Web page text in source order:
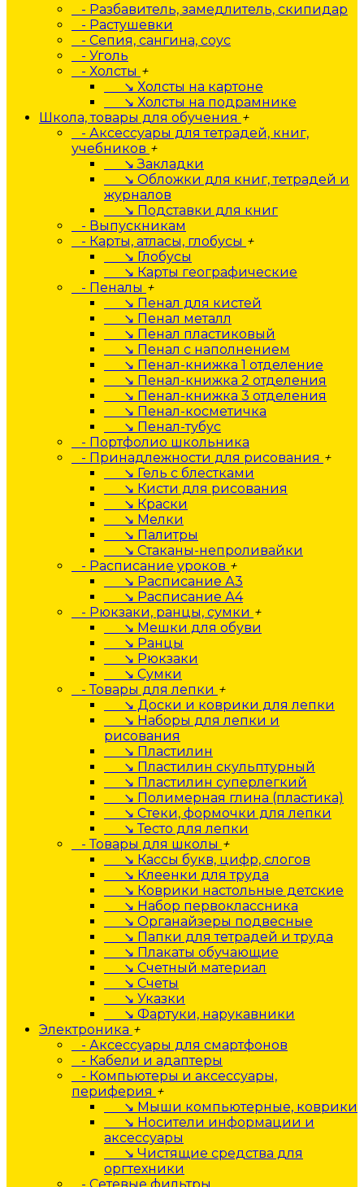
- Разбавитель, замедлитель, скипидар
- Растушевки
- Сепия, сангина, соус
- Уголь
- Холсты +
↘ Холсты на картоне
↘ Холсты на подрамнике
Школа, товары для обучения +
- Аксессуары для тетрадей, книг,
учебников +
↘ Закладки
↘ Обложки для книг, тетрадей и
журналов
↘ Подставки для книг
- Выпускникам
- Карты, атласы, глобусы +
↘ Глобусы
↘ Карты географические
- Пеналы +
↘ Пенал для кистей
↘ Пенал металл
↘ Пенал пластиковый
↘ Пенал с наполнением
↘ Пенал-книжка 1 отделение
↘ Пенал-книжка 2 отделения
↘ Пенал-книжка 3 отделения
↘ Пенал-косметичка
↘ Пенал-тубус
- Портфолио школьника
- Принадлежности для рисования +
↘ Гель с блестками
↘ Кисти для рисования
↘ Краски
↘ Мелки
↘ Палитры
↘ Стаканы-непроливайки
- Расписание уроков +
↘ Расписание А3
↘ Расписание А4
- Рюкзаки, ранцы, сумки +
↘ Мешки для обуви
↘ Ранцы
↘ Рюкзаки
↘ Сумки
- Товары для лепки +
↘ Доски и коврики для лепки
↘ Наборы для лепки и
рисования
↘ Пластилин
↘ Пластилин скульптурный
↘ Пластилин суперлегкий
↘ Полимерная глина (пластика)
↘ Стеки, формочки для лепки
↘ Тесто для лепки
- Товары для школы +
↘ Кассы букв, цифр, слогов
↘ Клеенки для труда
↘ Коврики настольные детские
↘ Набор первоклассника
↘ Органайзеры подвесные
↘ Папки для тетрадей и труда
↘ Плакаты обучающие
↘ Счетный материал
↘ Счеты
↘ Указки
↘ Фартуки, нарукавники
Электроника +
- Аксессуары для смартфонов
- Кабели и адаптеры
- Компьютеры и аксессуары,
периферия +
↘ Мыши компьютерные, коврики
↘ Носители информации и
аксессуары
↘ Чистящие средства для
оргтехники